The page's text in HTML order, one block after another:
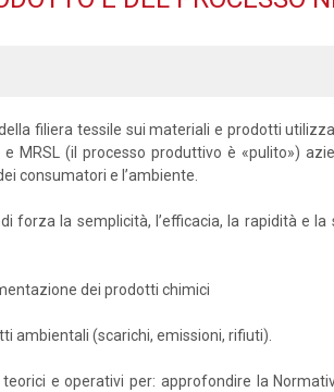
filiera tessile sui materiali e prodotti
MRSL (il processo produttivo è «pulito»)
consumatori e l’ambiente.
forza la semplicità, l’efficacia, la rapidità e
dei prodotti chimici
ambientali (scarichi, emissioni, rifiuti).
e operativi per: approfondire la